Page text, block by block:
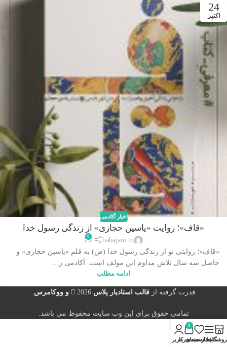
24
اکتبر
اخبار آکادمی
«قاف»؛ روایت «یاسین حجازی» از زندگی رسول خدا
babajani.m
0
«قاف»؛ روایتی نو از زندگی رسول خدا (ص) به قلم «یاسین حجازی» و
حاصل سه سال تلاش مداوم این مولف است. آکادمی ز...
ادامه مطلب
قدرت گرفته ازقالب استادیار پلاس2026 و ووکامرس.
تمامی حقوق برای این وب سایت محفوظ می باشد.
سایدبار
علاقه مندی
0
سبد خرید
حساب کاربری من